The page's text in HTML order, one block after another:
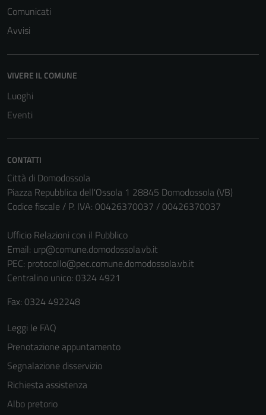
Comunicati
Avvisi
VIVERE IL COMUNE
Luoghi
Eventi
CONTATTI
Città di Domodossola
Piazza Repubblica dell'Ossola 1 28845 Domodossola (VB)
Codice fiscale / P. IVA: 00426370037 / 00426370037
Ufficio Relazioni con il Pubblico
Email: urp@comune.domodossola.vb.it
PEC: protocollo@pec.comune.domodossola.vb.it
Centralino unico: 0324 4921
Fax: 0324 492248
Leggi le FAQ
Prenotazione appuntamento
Segnalazione disservizio
Richiesta assistenza
Albo pretorio